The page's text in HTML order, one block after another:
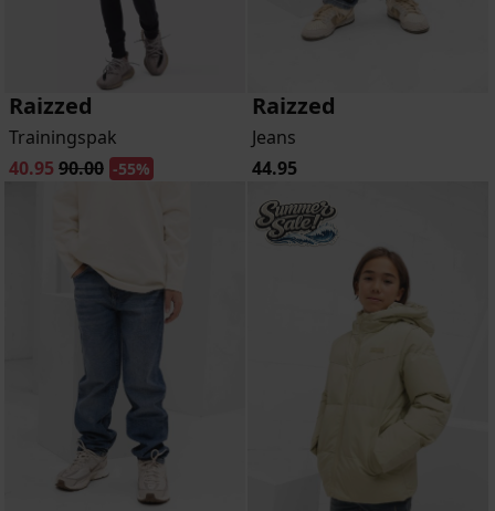
Raizzed
Trainingspak
40.95 90.00 -55%
Raizzed
Jeans
44.95